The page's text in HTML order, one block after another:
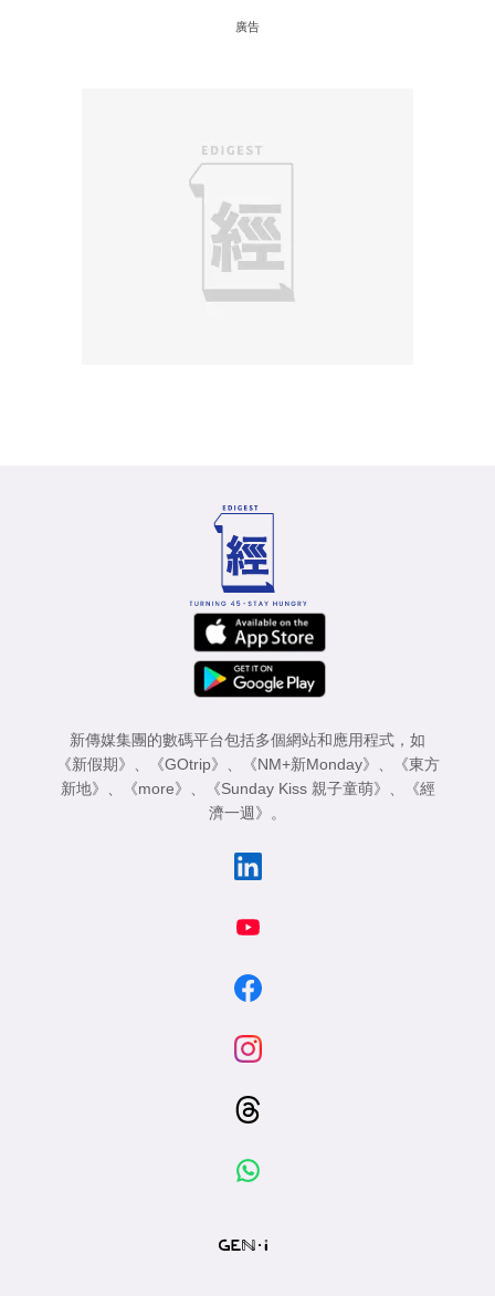
廣告
新傳媒集團的數碼平台包括多個網站和應用程式，如
《新假期》
《GOtrip》 《NM+新Monday》
《東方
新地》
《more》 《Sunday Kiss 親子童萌》
《經
濟一週》
。